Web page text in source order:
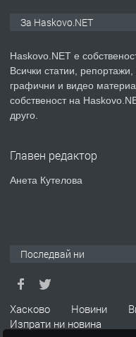
ПРЕДЛАГА
За Haskovo.NET
Haskovo.NET е
Всички статии, репортажи,
графични и видео
собственост на
друго.
Главен редактор
Анета Кутелова
Последвай ни
Хасково Новини
Изпрати ни новина